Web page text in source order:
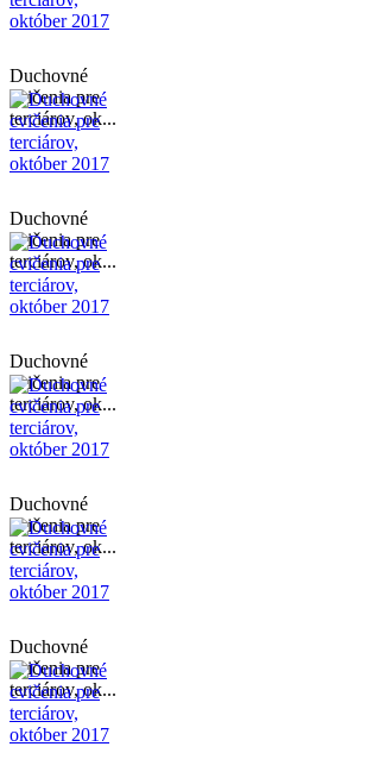
Duchovné
cvičenia pre
terciárov, ok...
Duchovné
cvičenia pre
terciárov, ok...
Duchovné
cvičenia pre
terciárov, ok...
Duchovné
cvičenia pre
terciárov, ok...
Duchovné
cvičenia pre
terciárov, ok...